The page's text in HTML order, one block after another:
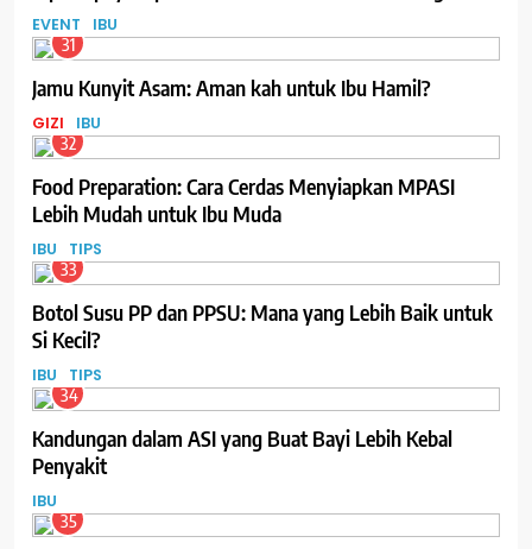
EVENT IBU
31
Jamu Kunyit Asam: Aman kah untuk Ibu Hamil?
GIZI IBU
32
Food Preparation: Cara Cerdas Menyiapkan MPASI
Lebih Mudah untuk Ibu Muda
IBU TIPS
33
Botol Susu PP dan PPSU: Mana yang Lebih Baik untuk
Si Kecil?
IBU TIPS
34
Kandungan dalam ASI yang Buat Bayi Lebih Kebal
Penyakit
IBU
35